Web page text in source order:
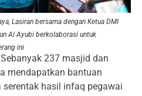
Lasiran bersama dengan Ketua DMI
Al Ayubi berkolaborasi untuk
ini
237 masjid dan
mendapatkan bantuan
hasil infaq pegawai